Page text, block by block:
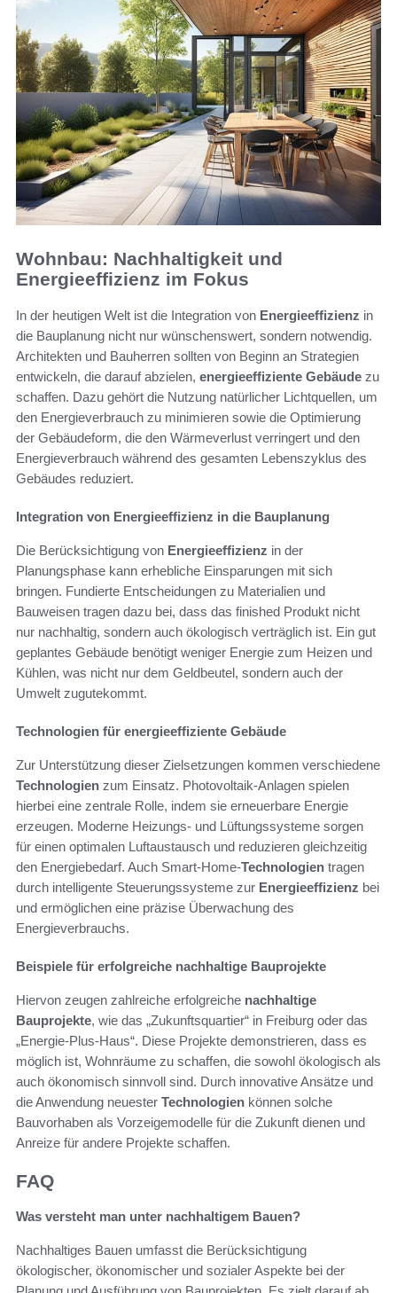
Wohnbau: Nachhaltigkeit und
Energieeffizienz im Fokus
In der heutigen Welt ist die Integration von Energieeffizienz in
die Bauplanung nicht nur wünschenswert, sondern notwendig.
Architekten und Bauherren sollten von Beginn an Strategien
entwickeln, die darauf abzielen, energieeffiziente Gebäude zu
schaffen. Dazu gehört die Nutzung natürlicher Lichtquellen, um
den Energieverbrauch zu minimieren sowie die Optimierung
der Gebäudeform, die den Wärmeverlust verringert und den
Energieverbrauch während des gesamten Lebenszyklus des
Gebäudes reduziert.
Integration von Energieeffizienz in die Bauplanung
Die Berücksichtigung von Energieeffizienz in der
Planungsphase kann erhebliche Einsparungen mit sich
bringen. Fundierte Entscheidungen zu Materialien und
Bauweisen tragen dazu bei, dass das finished Produkt nicht
nur nachhaltig, sondern auch ökologisch verträglich ist. Ein gut
geplantes Gebäude benötigt weniger Energie zum Heizen und
Kühlen, was nicht nur dem Geldbeutel, sondern auch der
Umwelt zugutekommt.
Technologien für energieeffiziente Gebäude
Zur Unterstützung dieser Zielsetzungen kommen verschiedene
Technologien zum Einsatz. Photovoltaik-Anlagen spielen
hierbei eine zentrale Rolle, indem sie erneuerbare Energie
erzeugen. Moderne Heizungs- und Lüftungssysteme sorgen
für einen optimalen Luftaustausch und reduzieren gleichzeitig
den Energiebedarf. Auch Smart-Home-Technologien tragen
durch intelligente Steuerungssysteme zur Energieeffizienz bei
und ermöglichen eine präzise Überwachung des
Energieverbrauchs.
Beispiele für erfolgreiche nachhaltige Bauprojekte
Hiervon zeugen zahlreiche erfolgreiche nachhaltige
Bauprojekte, wie das „Zukunftsquartier“ in Freiburg oder das
„Energie-Plus-Haus“. Diese Projekte demonstrieren, dass es
möglich ist, Wohnräume zu schaffen, die sowohl ökologisch als
auch ökonomisch sinnvoll sind. Durch innovative Ansätze und
die Anwendung neuester Technologien können solche
Bauvorhaben als Vorzeigemodelle für die Zukunft dienen und
Anreize für andere Projekte schaffen.
FAQ
Was versteht man unter nachhaltigem Bauen?
Nachhaltiges Bauen umfasst die Berücksichtigung
ökologischer, ökonomischer und sozialer Aspekte bei der